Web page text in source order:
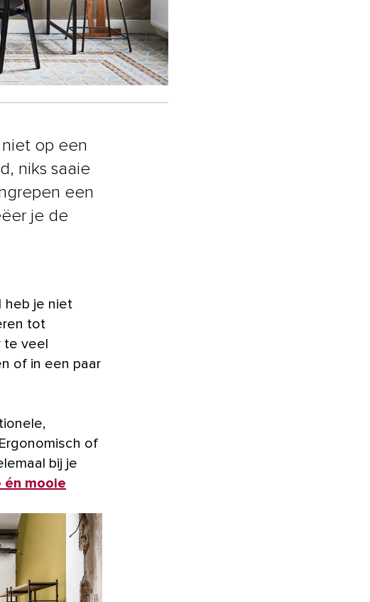
op een
niks saaie
een
je de
tot
veel
of in een paar
of
bij je
én mooie